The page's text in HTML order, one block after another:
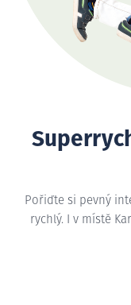
Pořiďte si pevný
rychlý. I v místě